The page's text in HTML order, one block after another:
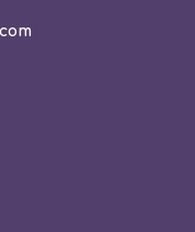
S’ouvre